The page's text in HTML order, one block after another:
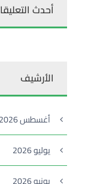
أحدث
الأرشيف
أغسطس 2026
يوليو 2026